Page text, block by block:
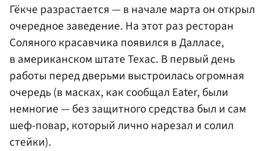
Гёкче разрастается — в начале марта он открыл
очередное заведение. На этот раз ресторан
Соляного красавчика появился в Далласе,
в американском штате Техас. В первый день
работы перед дверьми выстроилась огромная
очередь (в масках, как сообщал Eater, были
немногие — без защитного средства был и сам
шеф-повар, который лично нарезал и солил
стейки).